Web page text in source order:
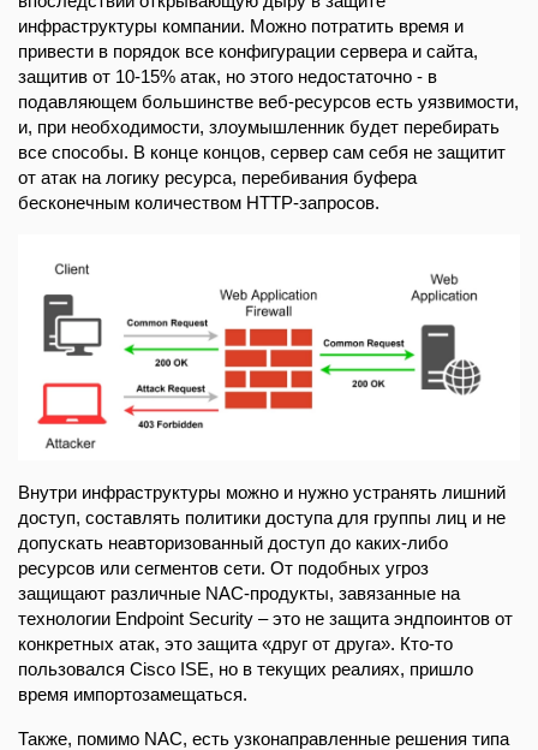
инфраструктуры компании. Можно потратить время и
привести в порядок все конфигурации сервера и сайта,
защитив от 10-15% атак, но этого недостаточно - в
подавляющем большинстве веб-ресурсов есть уязвимости,
и, при необходимости, злоумышленник будет перебирать
все способы. В конце концов, сервер сам себя не защитит
от атак на логику ресурса, перебивания буфера
бесконечным количеством HTTP-запросов.
Внутри инфраструктуры можно и нужно устранять лишний
доступ, составлять политики доступа для группы лиц и не
допускать неавторизованный доступ до каких-либо
ресурсов или сегментов сети. От подобных угроз
защищают различные NAC-продукты, завязанные на
технологии Endpoint Security – это не защита эндпоинтов от
конкретных атак, это защита «друг от друга». Кто-то
пользовался Cisco ISE, но в текущих реалиях, пришло
время импортозамещаться.
Также, помимо NAC, есть узконаправленные решения типа